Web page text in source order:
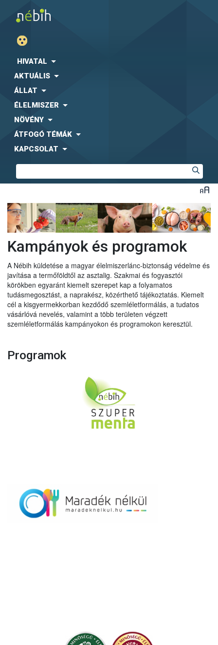
HIVATAL
AKTUÁLIS
ÁLLAT
ÉLELMISZER
NÖVÉNY
ÁTFOGÓ TÉMÁK
KAPCSOLAT
Kampányok és programok
A Nébih küldetése a magyar élelmiszerlánc-biztonság védelme és
javítása a termőföldtől az asztalig. Szakmai és fogyasztói
körökben egyaránt kiemelt szerepet kap a folyamatos
tudásmegosztást, a naprakész, közérthető tájékoztatás. Kiemelt
cél a kisgyermekkorban kezdődő szemléletformálás, a tudatos
vásárlóvá nevelés, valamint a több területen végzett
szemléletformálás kampányokon és programokon keresztül.
Programok